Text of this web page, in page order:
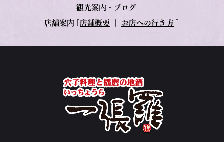
観光案内・ブログ｜
店舗案内 店舗概要 お店への行き方